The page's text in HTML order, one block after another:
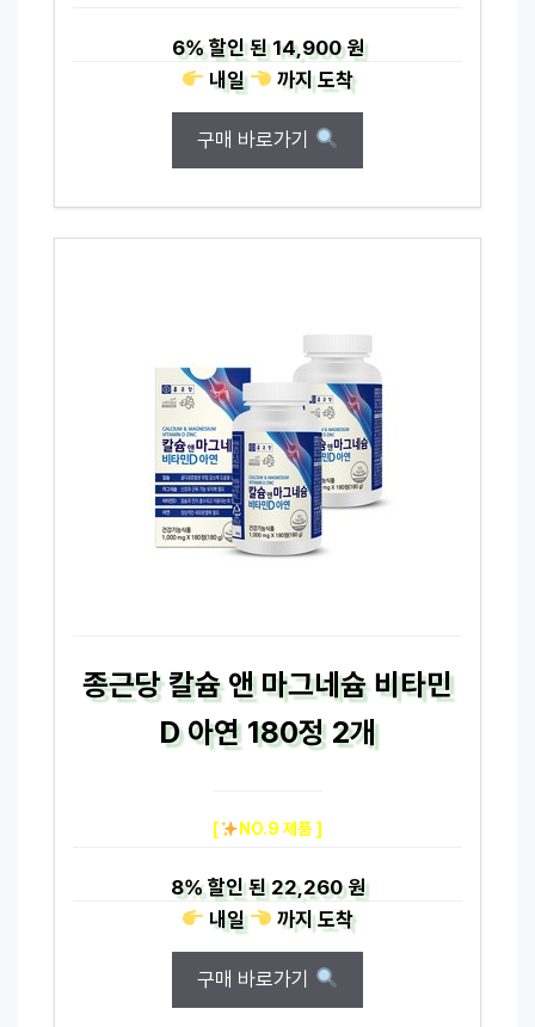
6%할인 된14,900 원
내일
까지도착
구매 바로가기
종근당 칼슘 앤 마그네슘 비타민
D 아연 180정 2개
[ NO.9 제품 ]
8%할인 된22,260 원
내일
까지도착
구매 바로가기